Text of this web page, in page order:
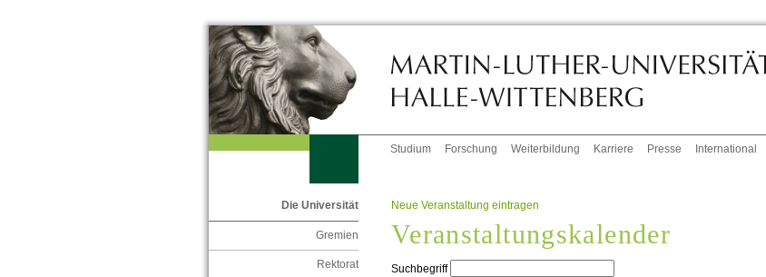
Studium Forschung Weiterbildung Karriere Presse International
Die Universität
Gremien
Rektorat
Neue Veranstaltung eintragen
Veranstaltungskalender
Suchbegriff